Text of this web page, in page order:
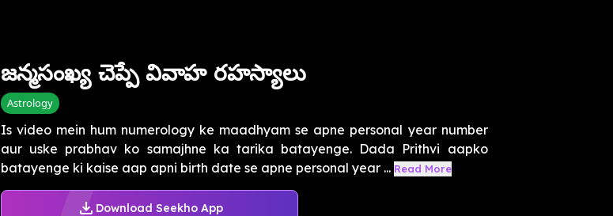
జన్మసంఖ్య చెప్పే వివాహ రహస్యాలు
Astrology
Is video mein hum numerology ke maadhyam se apne personal year number
aur uske prabhav ko samajhne ka tarika batayenge. Dada Prithvi aapko
batayenge ki kaise aap apni birth date se apne personal year ... Read More
Download Seekho App